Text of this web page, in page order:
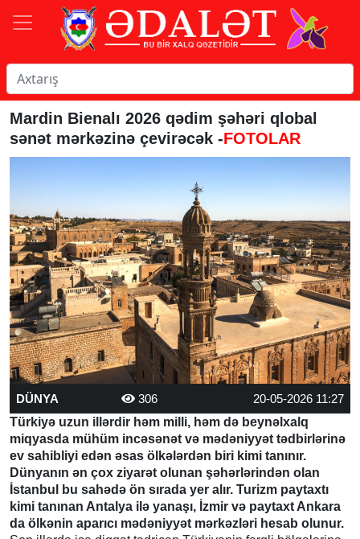
Mardin Bienalı 2026 qədim şəhəri qlobal
sənət mərkəzinə çevirəcək -FOTOLAR
DÜNYA 306
20-05-2026 11:27
Türkiyə uzun illərdir həm milli, həm də beynəlxalq
miqyasda mühüm incəsənət və mədəniyyət tədbirlərinə
ev sahibliyi edən əsas ölkələrdən biri kimi tanınır.
Dünyanın ən çox ziyarət olunan şəhərlərindən olan
İstanbul bu sahədə ön sırada yer alır. Turizm paytaxtı
kimi tanınan Antalya ilə yanaşı, İzmir və paytaxt Ankara
da ölkənin aparıcı mədəniyyət mərkəzləri hesab olunur.